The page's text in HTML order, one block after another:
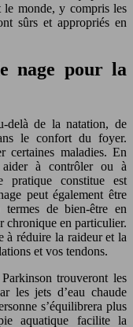
le monde, y compris les
sûrs et appropriés en
nage pour la
delà de la natation, de
le confort du foyer.
certaines maladies. En
aider à contrôler ou à
pratique constitue est
peut également être
de bien-être en
chronique en particulier.
à réduire la raideur et la
et vos tendons.
trouveront les
les jets d’eau chaude
s’équilibrera plus
aquatique facilite la